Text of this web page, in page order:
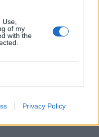
of my
with the
Privacy Policy